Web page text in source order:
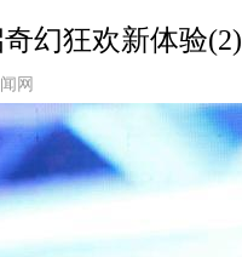
幻狂欢新体验(2)
网